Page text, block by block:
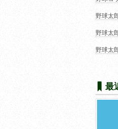
野球太
野球太
野球太
最